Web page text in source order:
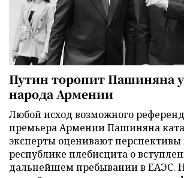
Путин торопит Пашиняна
народа Армении
Любой исход возможного
премьера Армении Пашиняна
эксперты оценивают перспективы
республике плебисцита о
дальнейшем пребывании в ЕАЭС.